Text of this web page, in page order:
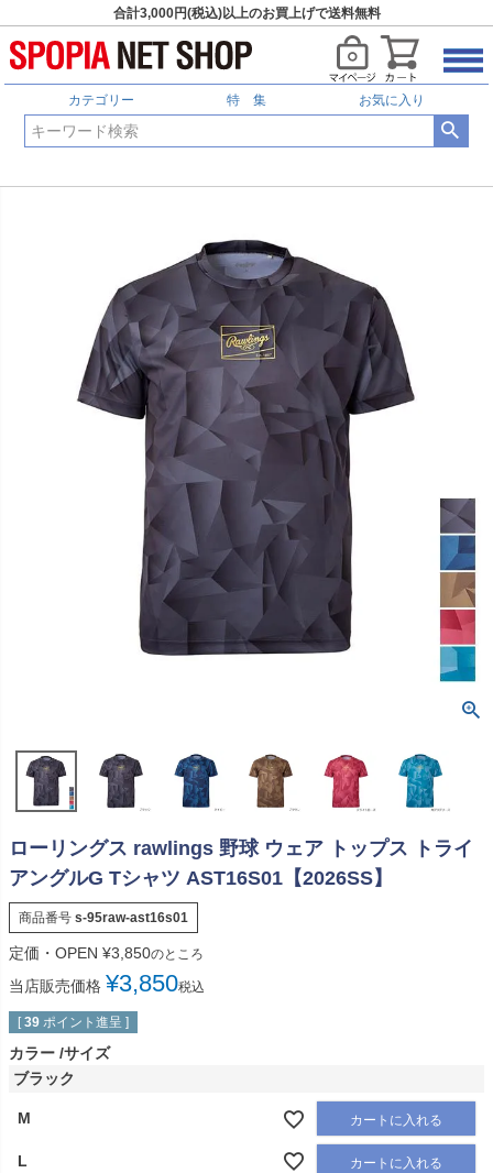
合計3,000円(税込)以上のお買上げで送料無料
カテゴリー 特 集 お気に入り
ローリングス rawlings 野球 ウェア トップス トライ
アングルG Tシャツ AST16S01【2026SS】
商品番号 s-95raw-ast16s01
定価・OPEN ¥3,850のところ
当店販売価格 ¥3,850税込
[ 39 ポイント進呈 ]
カラー サイズ
ブラック
M カートに入れる
L カートに入れる